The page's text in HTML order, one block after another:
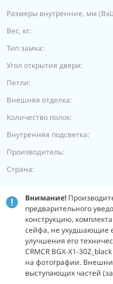
Размеры внутренние, мм
Вес, кг:
Тип замка:
Угол открытия двери:
Петли:
Внешняя отделка:
Количество полок:
Внутренняя подсветка:
Производитель:
Страна:
Внимание!
предварительного
конструкцию,
сейфа, не ухудшающие
улучшения его
CRMCR BGX-X1-
на фотографии.
выступающих частей